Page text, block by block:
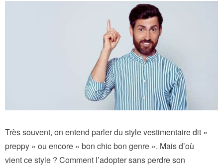
Très souvent, on entend parler du style vestimentaire dit «
preppy » ou encore « bon chic bon genre ». Mais d’où
vient ce style ? Comment l’adopter sans perdre son